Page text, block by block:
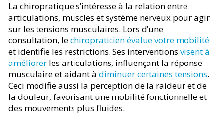
La chiropratique s’intéresse à la relation entre
articulations, muscles et système nerveux pour agir
sur les tensions musculaires. Lors d’une
consultation, lechiropraticien évalue votre mobilité
et identifie les restrictions. Ses interventions visent à
améliorer les articulations, influençant la réponse
musculaire et aidant à diminuer certaines tensions.
Ceci modifie aussi la perception de la raideur et de
la douleur, favorisant une mobilité fonctionnelle et
des mouvements plus fluides.